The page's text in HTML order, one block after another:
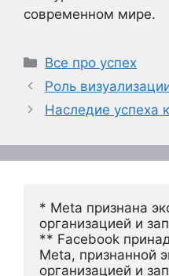
современном мире.
Рубрики
Все про успех
Роль
Наследие успеха
* Meta признана
организацией и
** Facebook
Meta, признанной
организацией и